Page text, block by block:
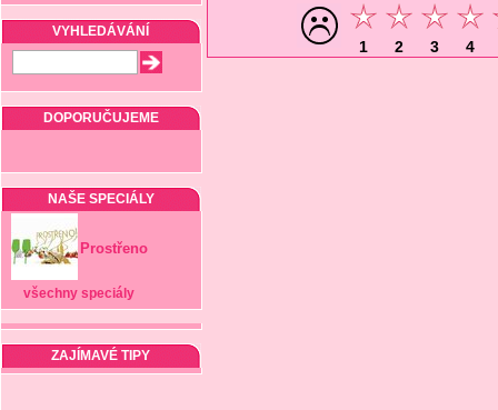
VYHLEDÁVÁNÍ
DOPORUČUJEME
NAŠE SPECIÁLY
Prostřeno
všechny speciály
ZAJÍMAVÉ TIPY
1 2 3 4